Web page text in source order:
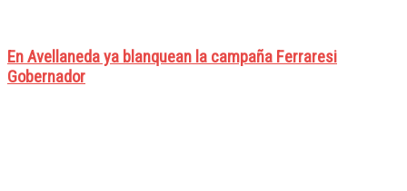
En Avellaneda ya blanquean la campaña Ferraresi
Gobernador